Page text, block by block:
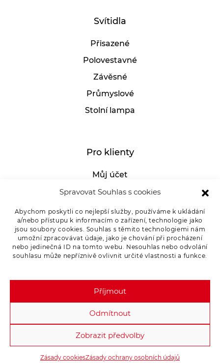
Spravovat Souhlas s cookies
Abychom poskytli co nejlepší služby, používáme k ukládání
a/nebo přístupu k informacím o zařízení, technologie jako
jsou soubory cookies. Souhlas s těmito technologiemi nám
umožní zpracovávat údaje, jako je chování při procházení
nebo jedinečná ID na tomto webu. Nesouhlas nebo odvolání
souhlasu může nepříznivě ovlivnit určité vlastnosti a funkce.
Příjmout
Odmítnout
Zobrazit předvolby
Zásady cookiesZásady ochrany osobních údajů
Svítidla
Přisazené
Polovestavné
Závěsné
Průmyslové
Stolní lampa
Pro klienty
Můj účet
GDPR
Whistleblowing
E-SHOP – Všeobecné obchodní podmínky &
reklamace
Reklamační řád OSMONT
Odstoupení od smlouvy
Copyright 2026 - OSMONT s.r.o. All rights reserved.